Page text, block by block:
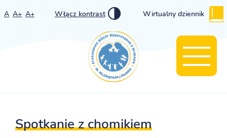
A A+ A+ Włącz kontrast Wirtualny dziennik
Spotkanie z chomikiem